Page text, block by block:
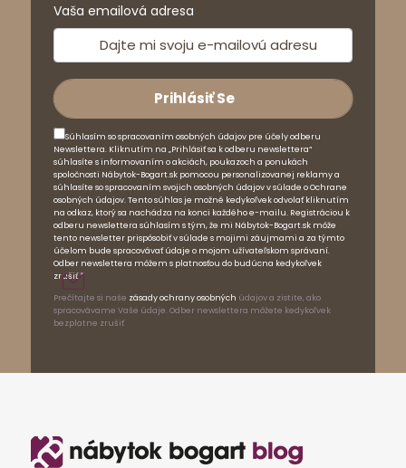
Vaša emailová adresa
Súhlasím so spracovaním osobných údajov pre účely odberu
Newslettera. Kliknutím na „Prihlásiť sa k odberu newslettera“
súhlasíte s informovaním o akciách, poukazoch a ponukách
spoločnosti Nábytok-Bogart.sk pomocou personalizovanej reklamy a
súhlasíte so spracovaním svojich osobných údajov v súlade o Ochrane
osobných údajov. Tento súhlas je možné kedykoľvek odvolať kliknutím
na odkaz, ktorý sa nachádza na konci každého e-mailu. Registráciou k
odberu newslettera súhlasím s tým, že mi Nábytok-Bogart.sk môže
tento newsletter prispôsobiť v súlade s mojimi záujmami a za týmto
účelom bude spracovávať údaje o mojom užívateľskom správaní.
Odber newslettera môžem s platnosťou do budúcna kedykoľvek
zrušiť.*
Prečítajte si naše zásady ochrany osobných údajov a zistite, ako
spracovávame Vaše údaje. Odber newslettera môžete kedykoľvek
bezplatne zrušiť